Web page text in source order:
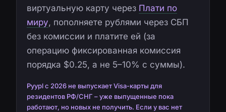
виртуальную карту через Плати по
миру, пополняете рублями через СБП
без комиссии и платите ей (за
операцию фиксированная комиссия
порядка $0.25, а не 5–10% с суммы).
Pyypl с 2026 не выпускает Visa-карты для
резидентов РФ/СНГ – уже выпущенные пока
работают, но новых не получить. Если у вас нет